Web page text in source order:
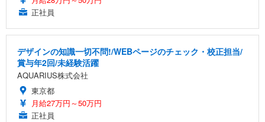
正社員
デザインの知識一切不問!/WEBページのチェック・校正担当/
賞与年2回/未経験活躍
AQUARIUS株式会社
東京都
月給27万円～50万円
正社員